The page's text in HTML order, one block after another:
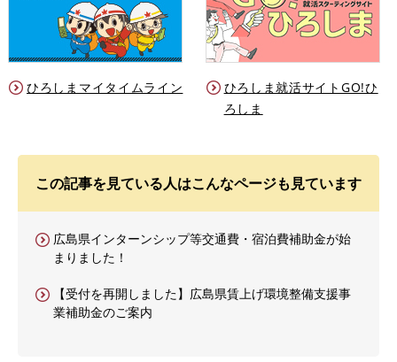
ひろしまマイタイムライン
ひろしま就活サイトGO!ひ
ろしま
この記事を見ている人はこんなページも見ています
広島県インターンシップ等交通費・宿泊費補助金が始
まりました！
【受付を再開しました】広島県賃上げ環境整備支援事
業補助金のご案内